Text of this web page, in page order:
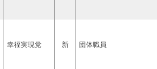
幸福実現党 新 団体職員